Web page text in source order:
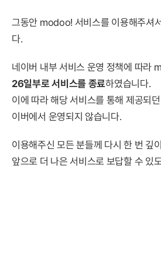
그동안 modoo! 서비스를 이용해주셔
다.
네이버 내부 서비스 운영 정책에 따라
26일부로 서비스를 종료하였습니다.
이에 따라 해당 서비스를 통해 제공되
이버에서 운영되지 않습니다.
이용해주신 모든 분들께 다시 한 번 깊
앞으로 더 나은 서비스로 보답할 수 있